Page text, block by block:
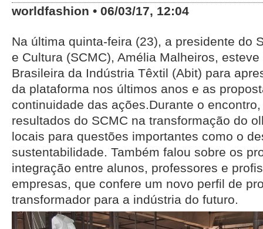
worldfashion • 06/03/17, 12:04
Na última quinta-feira (23), a presidente do
e Cultura (SCMC), Amélia Malheiros,
Brasileira da Indústria Têxtil (Abit) para
da plataforma nos últimos anos e as
continuidade das ações.Durante o
resultados do SCMC na transformação do
locais para questões importantes como o
sustentabilidade. Também falou sobre os
integração entre alunos, professores e
empresas, que confere um novo perfil de
transformador para a indústria do futuro.